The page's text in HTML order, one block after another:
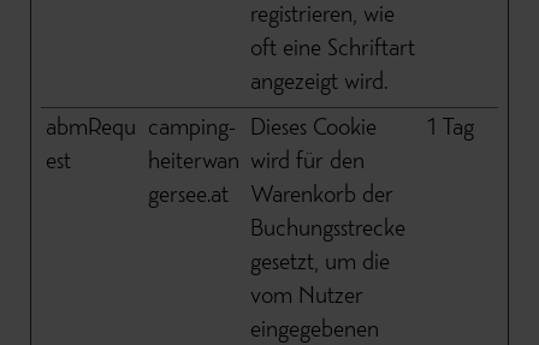
registrieren, wie
oft eine Schriftart
angezeigt wird.
abmRequ
est
camping-
heiterwan
gersee.at
Dieses Cookie
wird für den
Warenkorb der
Buchungsstrecke
gesetzt, um die
vom Nutzer
eingegebenen
1 Tag